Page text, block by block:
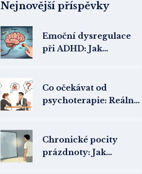
Nejnovější příspěvky
Emoční dysregulace
při ADHD: Jak
Co očekávat od
psychoterapie: Reálné
Chronické pocity
prázdnoty: Jak